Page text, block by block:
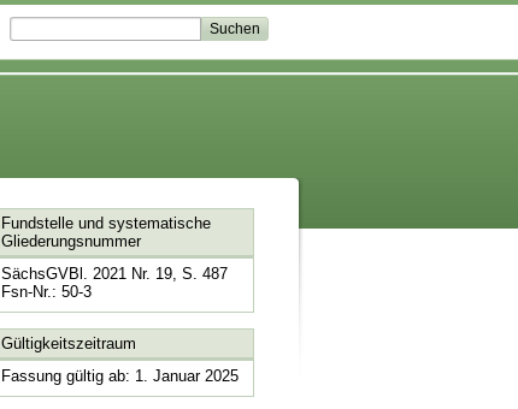
Fundstelle und systematische
Gliederungsnummer
SächsGVBl. 2021 Nr. 19, S. 487
Fsn-Nr.: 50-3
Gültigkeitszeitraum
Fassung gültig ab: 1. Januar 2025